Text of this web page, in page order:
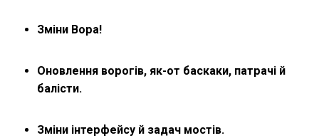
Зміни Вора!
Оновлення ворогів, як-от баскаки, патрачі й
балісти.
Зміни інтерфейсу й задач мостів.